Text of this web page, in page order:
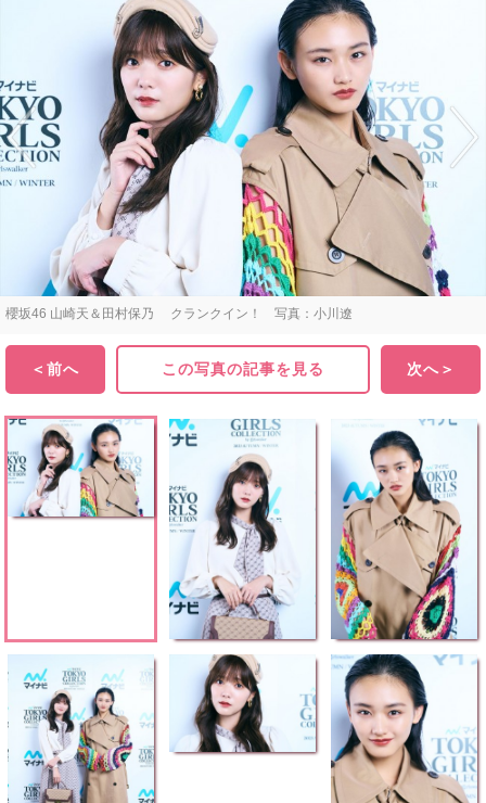
櫻坂46 山崎天＆田村保乃 クランクイン！ 写真：小川遼
＜前へ この写真の記事を見る 次へ＞